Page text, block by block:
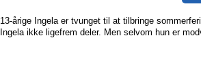
13-årige Ingela er tvunget til at tilbringe
Ingela ikke ligefrem deler. Men selvom hun er